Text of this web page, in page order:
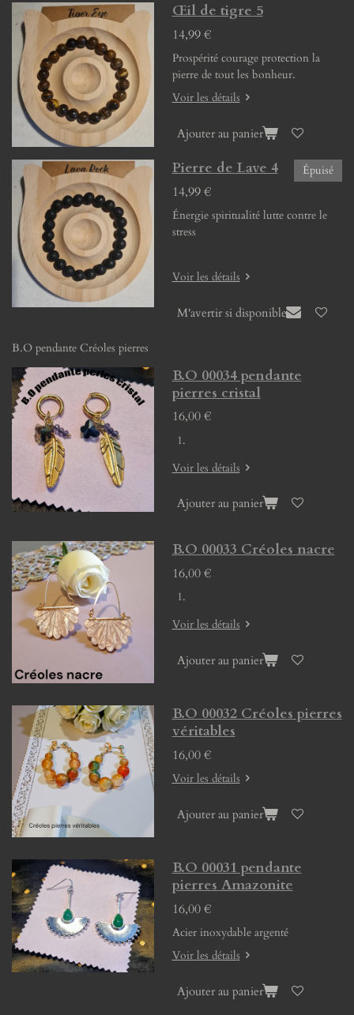
Œil de tigre 5
14,99 €
Prospérité courage protection la
pierre de tout les bonheur.
Voir les détails
Ajouter au panier
Épuisé
Pierre de Lave 4
14,99 €
Énergie spiritualité lutte contre le
stress
Voir les détails
M'avertir si disponible
B.O pendante Créoles pierres
B.O 00034 pendante
pierres cristal
16,00 €
Voir les détails
Ajouter au panier
B.O 00033 Créoles nacre
16,00 €
Voir les détails
Ajouter au panier
B.O 00032 Créoles pierres
véritables
16,00 €
Voir les détails
Ajouter au panier
B.O 00031 pendante
pierres Amazonite
16,00 €
Acier inoxydable argenté
Voir les détails
Ajouter au panier